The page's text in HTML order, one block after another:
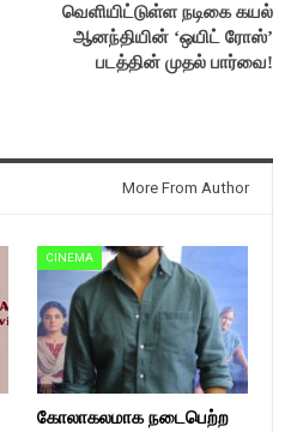
வெளியிட்டுள்ள நடிகை கயல்
ஆனந்தியின் ‘ஒயிட் ரோஸ்’
படத்தின் முதல் பார்வை!
More From Author
CINEMA
கோலாகலமாக நடைபெற்ற